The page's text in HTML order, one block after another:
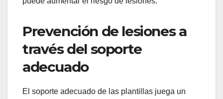
Prevención de lesiones a
través del soporte
adecuado
El soporte adecuado de las plantillas juega un